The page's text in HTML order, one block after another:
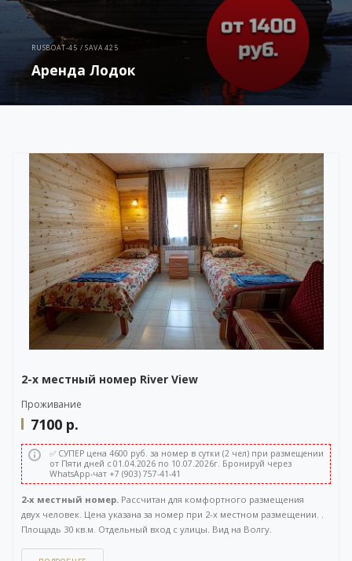
RUSBOAT-45 / SAVA 425
Аренда Лодок
2-х местный номер River View
Проживание
7100 р.
✅ СУПЕР цена 4600 руб. за номер в сутки (2 чел) при размещении
от Пяти дней с 01.04.2026 по 10.07.2026г. Бронируй через
WhatsApp-чат +7 (903) 757-41-41
2-х местный номер. Рассчитан для комфортного размещения
двух человек. Цена указана за номер при 2-х местном размещении. .
Площадь 30 кв.м. Отдельный вход с улицы. Вид на Волгу.